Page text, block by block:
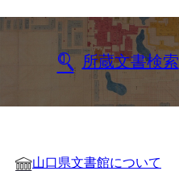
所蔵文書検索
山口県文書館について